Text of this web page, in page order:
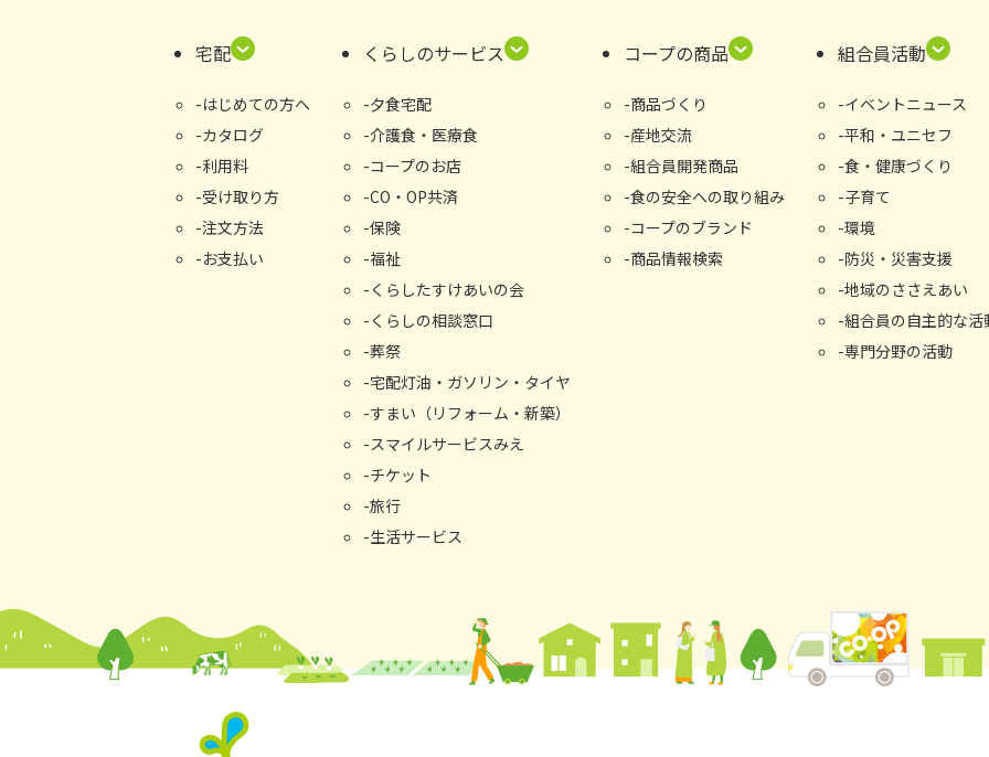
宅配
はじめての⽅へ
カタログ
利用料
受け取り⽅
注文方法
お支払い
くらしのサービス
夕食宅配
介護食・医療食
コープのお店
CO・OP共済
保険
福祉
くらしたすけあいの会
くらしの相談窓⼝
葬祭
宅配灯油・ガソリン・タイヤ
すまい（リフォーム・新築）
スマイルサービスみえ
チケット
旅行
生活サービス
コープの商品
商品づくり
産地交流
組合員開発商品
食の安全への取り組み
コープのブランド
商品情報検索
組合員活動
イベントニュース
平和・ユニセフ
食・健康づくり
子育て
環境
防災・災害支援
地域のささえあい
組合員の自主的な活
専門分野の活動